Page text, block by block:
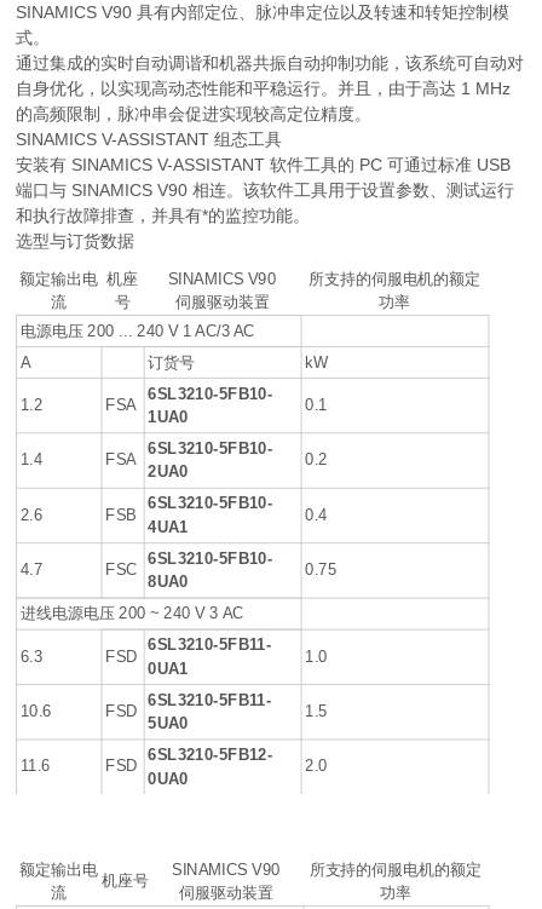
SINAMICS V90 具有内部定位、脉冲串定位以及转速和转矩控制模
式。
通过集成的实时自动调谐和机器共振自动抑制功能，该系统可自动对
自身优化，以实现高动态性能和平稳运行。并且，由于高达 1 MHz
的高频限制，脉冲串会促进实现较高定位精度。
SINAMICS V-ASSISTANT 组态工具
安装有 SINAMICS V-ASSISTANT 软件工具的 PC 可通过标准 USB
端口与 SINAMICS V90 相连。该软件工具用于设置参数、测试运行
和执行故障排查，并具有*的监控功能。
选型与订货数据
额定输出电
流
机座
号
SINAMICS V90
伺服驱动装置
所支持的伺服电机的额定
功率
电源电压 200 ... 240 V 1 AC/3 AC
A
订货号 kW
1.2 FSA
6SL3210-5FB10-
1UA0
0.1
1.4 FSA
6SL3210-5FB10-
2UA0
0.2
2.6 FSB
6SL3210-5FB10-
4UA1
0.4
4.7 FSC
6SL3210-5FB10-
8UA0
0.75
进线电源电压 200 ~ 240 V 3 AC
6.3 FSD
6SL3210-5FB11-
0UA1
1.0
10.6 FSD
6SL3210-5FB11-
5UA0
1.5
11.6 FSD
6SL3210-5FB12-
0UA0
2.0
额定输出电
流
机座号
SINAMICS V90
伺服驱动装置
所支持的伺服电机的额定
功率